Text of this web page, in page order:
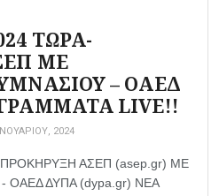
ΤΩΡΑ-
ΜΕ
– ΟΑΕΔ
LIVE!!
2024
ΑΣΕΠ (asep.gr) ΜΕ
ΟΑΕΔ ΔΥΠΑ (dypa.gr) ΝΕΑ